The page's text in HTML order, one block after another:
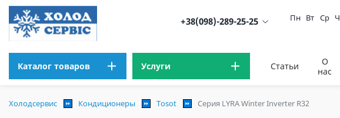
+38(098)-289-25-25 Пн Вт Ср
Каталог товаров Услуги Статьи
О
нас
Холодсервис Кондиционеры Tosot Серия LYRA Winter Inverter R32